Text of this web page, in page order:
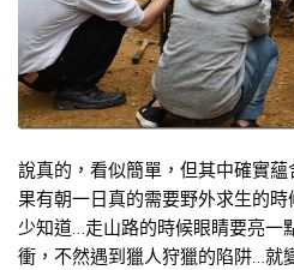
說真的，看似簡單，但其中確實
果有朝一日真的需要野外求生的
少知道…走山路的時候眼睛要亮一
衝，不然遇到獵人狩獵的陷阱…就